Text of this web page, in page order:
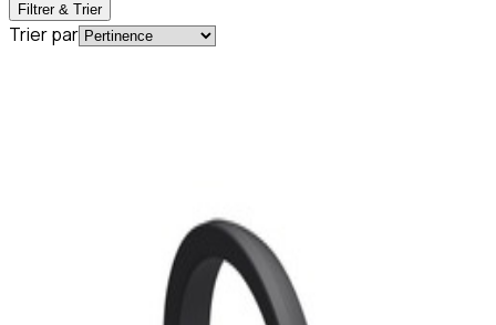
Filtrer & Trier
Trier par